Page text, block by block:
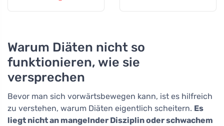
Warum Diäten nicht so
funktionieren, wie sie
versprechen
Bevor man sich vorwärtsbewegen kann, ist es hilfreich
zu verstehen, warum Diäten eigentlich scheitern. Es
liegt nicht an mangelnder Disziplin oder schwachem